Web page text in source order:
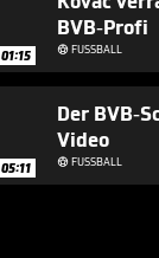
01:15
BVB-Profi
FUSSBALL
05:11
Der BVB-
Video
FUSSBALL